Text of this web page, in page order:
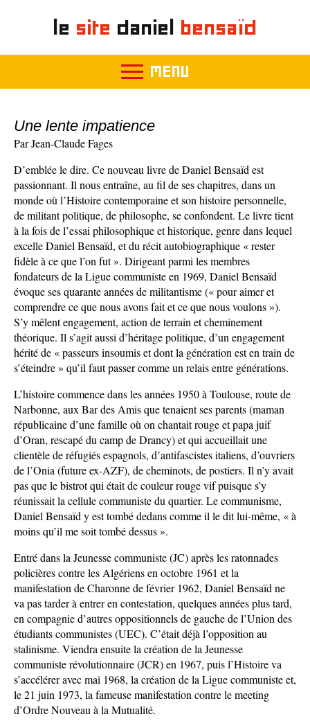
le site daniel bensaïd
MENU
Une lente impatience
Par Jean-Claude Fages
D’emblée le dire. Ce nouveau livre de Daniel Bensaïd est
passionnant. Il nous entraîne, au fil de ses chapitres, dans un
monde où l’Histoire contemporaine et son histoire personnelle,
de militant politique, de philosophe, se confondent. Le livre tient
à la fois de l’essai philosophique et historique, genre dans lequel
excelle Daniel Bensaïd, et du récit autobiographique « rester
fidèle à ce que l’on fut ». Dirigeant parmi les membres
fondateurs de la Ligue communiste en 1969, Daniel Bensaïd
évoque ses quarante années de militantisme (« pour aimer et
comprendre ce que nous avons fait et ce que nous voulons »).
S’y mêlent engagement, action de terrain et cheminement
théorique. Il s’agit aussi d’héritage politique, d’un engagement
hérité de « passeurs insoumis et dont la génération est en train de
s’éteindre » qu’il faut passer comme un relais entre générations.
L’histoire commence dans les années 1950 à Toulouse, route de
Narbonne, aux Bar des Amis que tenaient ses parents (maman
républicaine d’une famille où on chantait rouge et papa juif
d’Oran, rescapé du camp de Drancy) et qui accueillait une
clientèle de réfugiés espagnols, d’antifascistes italiens, d’ouvriers
de l’Onia (future ex-AZF), de cheminots, de postiers. Il n’y avait
pas que le bistrot qui était de couleur rouge vif puisque s’y
réunissait la cellule communiste du quartier. Le communisme,
Daniel Bensaïd y est tombé dedans comme il le dit lui-même, « à
moins qu’il me soit tombé dessus ».
Entré dans la Jeunesse communiste (JC) après les ratonnades
policières contre les Algériens en octobre 1961 et la
manifestation de Charonne de février 1962, Daniel Bensaïd ne
va pas tarder à entrer en contestation, quelques années plus tard,
en compagnie d’autres oppositionnels de gauche de l’Union des
étudiants communistes (UEC). C’était déjà l’opposition au
stalinisme. Viendra ensuite la création de la Jeunesse
communiste révolutionnaire (JCR) en 1967, puis l’Histoire va
s’accélérer avec mai 1968, la création de la Ligue communiste et,
le 21 juin 1973, la fameuse manifestation contre le meeting
d’Ordre Nouveau à la Mutualité.